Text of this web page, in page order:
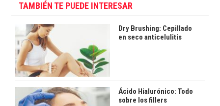
TAMBIÉN TE PUEDE INTERESAR
Dry Brushing: Cepillado
en seco anticelulitis
Ácido Hialurónico: Todo
sobre los fillers